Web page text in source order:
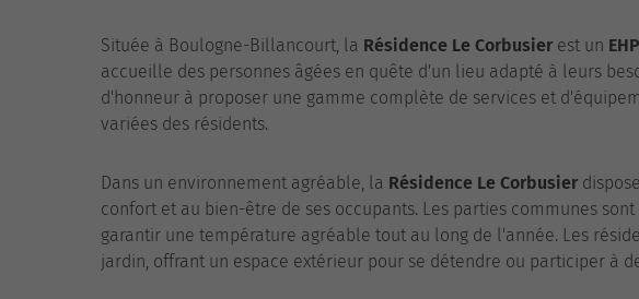
Située à Boulogne-Billancourt, la Résidence Le Corbusier est un
accueille des personnes âgées en quête d'un lieu adapté à leurs
d'honneur à proposer une gamme complète de services et
variées des résidents.
Dans un environnement agréable, la Résidence Le Corbusier
confort et au bien-être de ses occupants. Les parties communes
garantir une température agréable tout au long de l'année. Les
jardin, offrant un espace extérieur pour se détendre ou participer à